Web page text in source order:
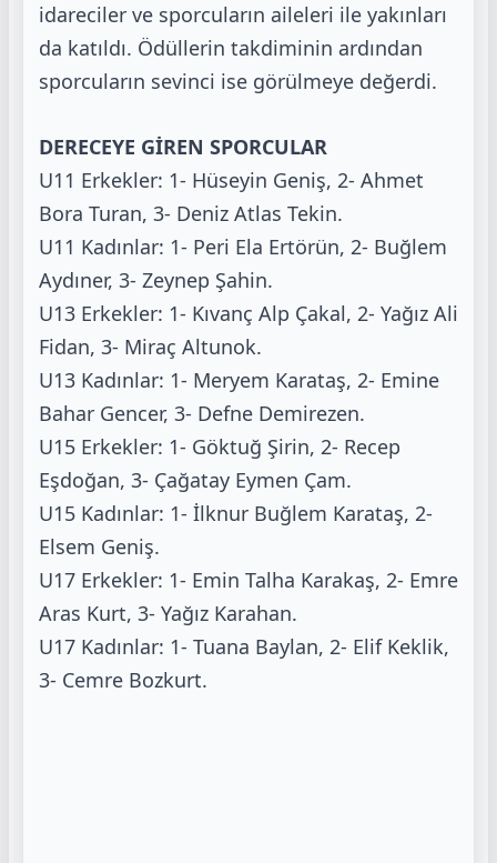
idareciler ve sporcuların aileleri ile yakınları
da katıldı. Ödüllerin takdiminin ardından
sporcuların sevinci ise görülmeye değerdi.
DERECEYE GİREN SPORCULAR
U11 Erkekler: 1- Hüseyin Geniş, 2- Ahmet
Bora Turan, 3- Deniz Atlas Tekin.
U11 Kadınlar: 1- Peri Ela Ertörün, 2- Buğlem
Aydıner, 3- Zeynep Şahin.
U13 Erkekler: 1- Kıvanç Alp Çakal, 2- Yağız Ali
Fidan, 3- Miraç Altunok.
U13 Kadınlar: 1- Meryem Karataş, 2- Emine
Bahar Gencer, 3- Defne Demirezen.
U15 Erkekler: 1- Göktuğ Şirin, 2- Recep
Eşdoğan, 3- Çağatay Eymen Çam.
U15 Kadınlar: 1- İlknur Buğlem Karataş, 2-
Elsem Geniş.
U17 Erkekler: 1- Emin Talha Karakaş, 2- Emre
Aras Kurt, 3- Yağız Karahan.
U17 Kadınlar: 1- Tuana Baylan, 2- Elif Keklik,
3- Cemre Bozkurt.